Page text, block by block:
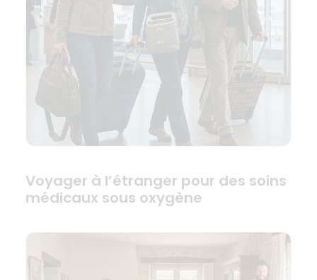
Voyager à l’étranger pour des soins
médicaux sous oxygène